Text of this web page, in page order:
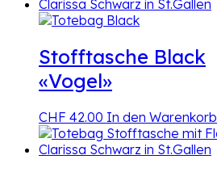
Stofftasche Black
«Vogel»
CHF 42.00 In den Warenkorb